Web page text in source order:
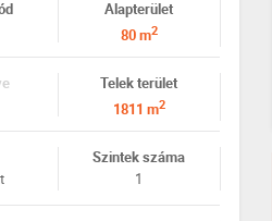
Alapterület
80 m2
Telek terület
1811 m2
Szintek száma
1